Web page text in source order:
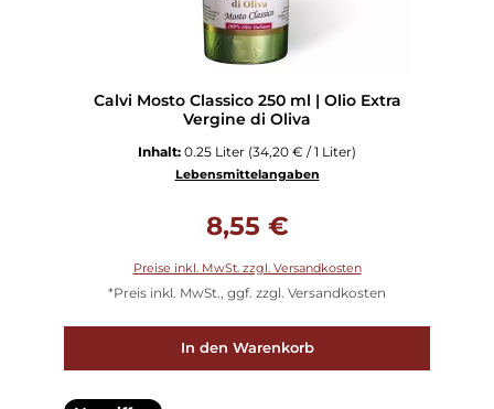
Calvi Mosto Classico 250 ml | Olio Extra
Vergine di Oliva
Inhalt: 0.25 Liter (34,20 € / 1 Liter)
Lebensmittelangaben
8,55 €
Preise inkl. MwSt. zzgl. Versandkosten
*Preis inkl. MwSt., ggf. zzgl. Versandkosten
In den Warenkorb